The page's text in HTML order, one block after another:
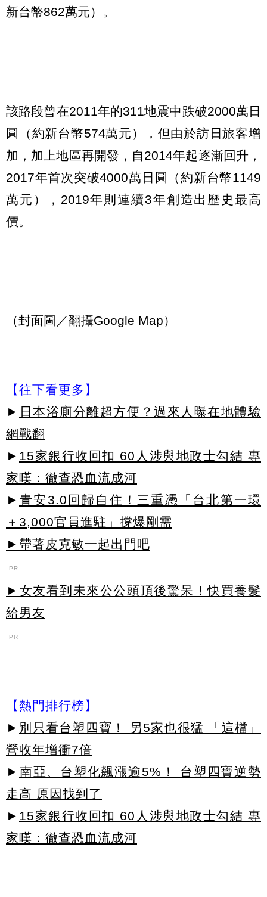
新台幣862萬元）。
該路段曾在2011年的311地震中跌破2000萬日
圓（約新台幣574萬元），但由於訪日旅客增
加，加上地區再開發，自2014年起逐漸回升，
2017年首次突破4000萬日圓（約新台幣1149
萬元），2019年則連續3年創造出歷史最高
價。
（封面圖／翻攝Google Map）
【往下看更多】
► 日本浴廁分離超方便？過來人曝在地體驗
網戰翻
► 15家銀行收回扣 60人涉與地政士勾結 專
家嘆：徹查恐血流成河
► 青安3.0回歸自住！三重憑「台北第一環
＋3,000官員進駐」撐爆剛需
►帶著皮克敏一起出門吧
PR
►女友看到未來公公頭頂後驚呆！快買養髮
給男友
PR
【熱門排行榜】
► 別只看台塑四寶！ 另5家也很猛 「這檔」
營收年增衝7倍
► 南亞、台塑化飆漲逾5%！ 台塑四寶逆勢
走高 原因找到了
► 15家銀行收回扣 60人涉與地政士勾結 專
家嘆：徹查恐血流成河